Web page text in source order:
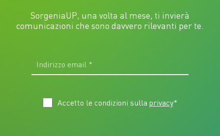
SorgeniaUP, una volta al mese, ti invierà
comunicazioni che sono davvero rilevanti per te.
Accetto le condizioni sulla privacy*